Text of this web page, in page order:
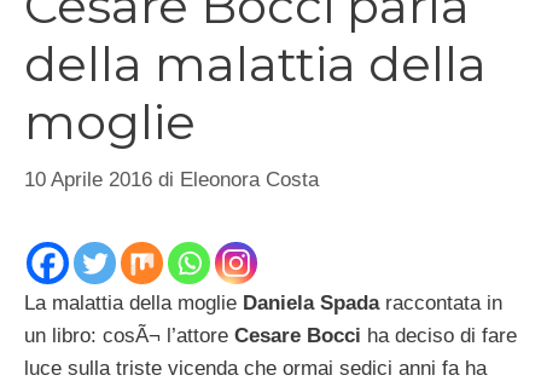
della malattia della
moglie
10 Aprile 2016 di Eleonora Costa
La malattia della moglie Daniela Spadaraccontata in
un libro: cosÃ¬ l’attore Cesare Bocci ha deciso di fare
luce sulla triste vicenda che ormai sedici anni fa ha